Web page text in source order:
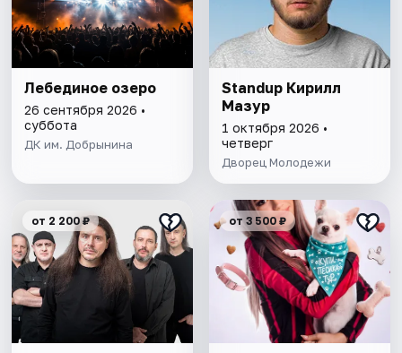
Лебединое озеро
26 сентября 2026 •
суббота
ДК им. Добрынина
Standup Кирилл
Мазур
1 октября 2026 •
четверг
Дворец Молодежи
от 2 200 ₽ от 3 500 ₽